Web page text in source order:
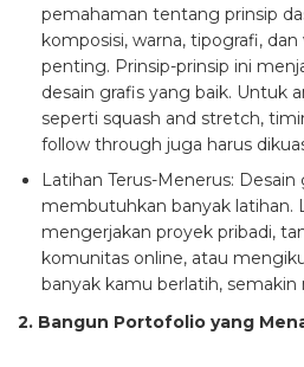
pemahaman tentang prinsip
komposisi, warna, tipografi,
penting. Prinsip-prinsip ini
desain grafis yang baik. Untuk
seperti squash and stretch,
follow through juga harus
Latihan Terus-Menerus: Desain
membutuhkan banyak latihan.
mengerjakan proyek pribadi,
komunitas online, atau
banyak kamu berlatih,
2. Bangun Portofolio yang